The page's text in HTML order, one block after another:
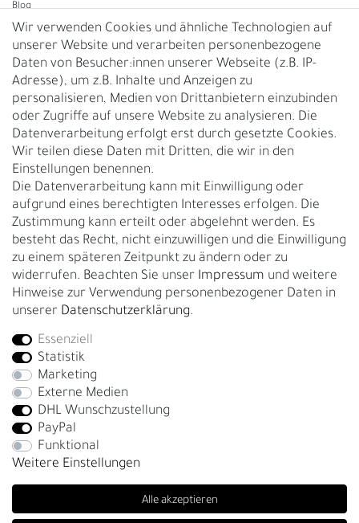
Blog
Vertrag widerrufen
UNTERNEHMEN
Nachhaltigkeit
Kontakt
Über uns
Rückgabe
Gürtelgröße messen
Garantie
GESCHÄFTSKUNDEN & HÄNDLER
B2B Geschäftskunden
Bei Fragen wenden Sie sich direkt an unser Service-Team.
+4917663727338
Montag - Freitag, 09:00 - 14:00
info@fronhofer.com
Gürtelmanufaktur Fronhofer, 93053 Regensburg, Nelkenweg 3b
Wir verwenden Cookies und ähnliche Technologien auf
unserer Website und verarbeiten personenbezogene
Daten von Besucher:innen unserer Webseite (z.B. IP-
Adresse), um z.B. Inhalte und Anzeigen zu
personalisieren, Medien von Drittanbietern einzubinden
oder Zugriffe auf unsere Website zu analysieren. Die
Datenverarbeitung erfolgt erst durch gesetzte Cookies.
Wir teilen diese Daten mit Dritten, die wir in den
Einstellungen benennen.
Die Datenverarbeitung kann mit Einwilligung oder
aufgrund eines berechtigten Interesses erfolgen. Die
Zustimmung kann erteilt oder abgelehnt werden. Es
besteht das Recht, nicht einzuwilligen und die Einwilligung
zu einem späteren Zeitpunkt zu ändern oder zu
widerrufen. Beachten Sie unser Impressum und weitere
Hinweise zur Verwendung personenbezogener Daten in
unserer Daten­schutz­erklärung.
Essenziell
Statistik
Marketing
Externe Medien
DHL Wunschzustellung
PayPal
Funktional
Weitere Einstellungen
Alle akzeptieren